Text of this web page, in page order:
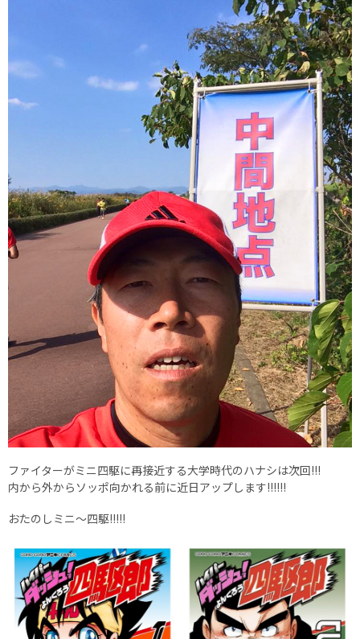
ファイターがミニ四駆に再接近する大学時代のハナシは次回!!!
内から外からソッポ向かれる前に近日アップします!!!!!!
おたのしミニ〜四駆!!!!!